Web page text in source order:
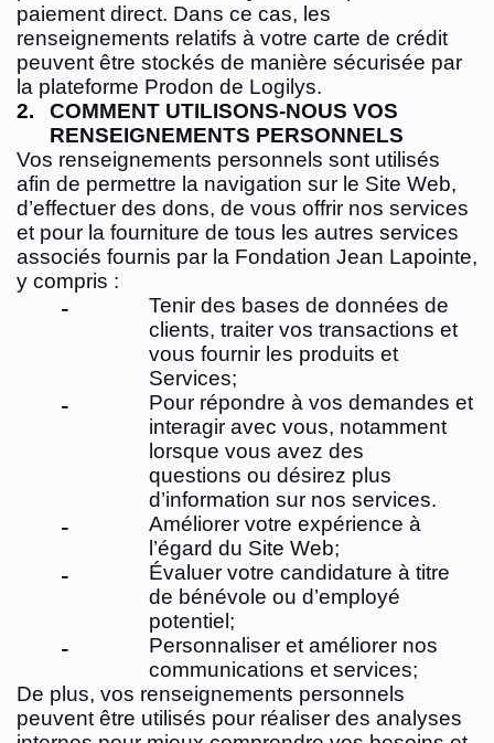
paiement direct. Dans ce cas, les
renseignements relatifs à votre carte de crédit
peuvent être stockés de manière sécurisée par
la plateforme Prodon de Logilys.
COMMENT UTILISONS-NOUS VOS
RENSEIGNEMENTS PERSONNELS
Vos renseignements personnels sont utilisés
afin de permettre la navigation sur le Site Web,
d’effectuer des dons, de vous offrir nos services
et pour la fourniture de tous les autres services
associés fournis par la Fondation Jean Lapointe,
y compris :
Tenir des bases de données de
clients, traiter vos transactions et
vous fournir les produits et
Services;
Pour répondre à vos demandes et
interagir avec vous, notamment
lorsque vous avez des
questions ou désirez plus
d’information sur nos services.
Améliorer votre expérience à
l’égard du Site Web;
Évaluer votre candidature à titre
de bénévole ou d’employé
potentiel;
Personnaliser et améliorer nos
communications et services;
De plus, vos renseignements personnels
peuvent être utilisés pour réaliser des analyses